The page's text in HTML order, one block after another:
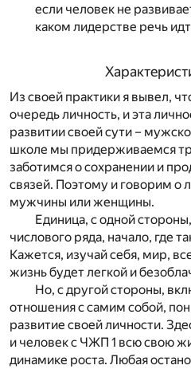
если человек не
каком лидерстве речь
Из своей практики я вывел,
очередь личность, и эта
развитии своей сути –
школе мы придерживаемся
заботимся о сохранении и
связей. Поэтому и говорим о
мужчины или женщины.
Единица, с одной
числового ряда, начало, где
Кажется, изучай себя, мир,
жизнь будет легкой и
Но, с другой стороны,
отношения с самим собой,
развитие своей личности.
и человек с ЧЖП 1 всю свою
динамике роста. Любая